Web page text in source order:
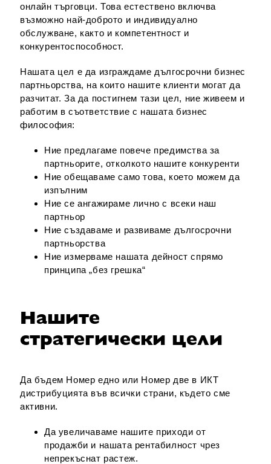
онлайн търговци. Това естествено включва
възможно най-доброто и индивидуално
обслужване, както и компетентност и
конкурентоспособност.
Нашата цел е да изграждаме дългосрочни бизнес
партньорства, на които нашите клиенти могат да
разчитат. За да постигнем тази цел, ние живеем и
работим в съответствие с нашата бизнес
философия:
Ние предлагаме повече предимства за
партньорите, отколкото нашите конкуренти
Ние обещаваме само това, което можем да
изпълним
Ние се ангажираме лично с всеки наш
партньор
Ние създаваме и развиваме дългосрочни
партньорства
Ние измерваме нашата дейност спрямо
принципа „без грешка“
Нашите
стратегически цели
Да бъдем Номер едно или Номер две в ИКТ
дистрибуцията във всички страни, където сме
активни.
Да увеличаваме нашите приходи от
продажби и нашата рентабилност чрез
непрекъснат растеж.